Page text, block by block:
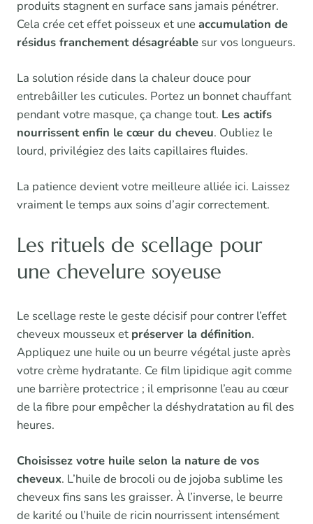
produits stagnent en surface sans jamais pénétrer.
Cela crée cet effet poisseux et une accumulation de
résidus franchement désagréable sur vos longueurs.
La solution réside dans la chaleur douce pour
entrebâiller les cuticules. Portez un bonnet chauffant
pendant votre masque, ça change tout. Les actifs
nourrissent enfin le cœur du cheveu. Oubliez le
lourd, privilégiez des laits capillaires fluides.
La patience devient votre meilleure alliée ici. Laissez
vraiment le temps aux soins d’agir correctement.
Les rituels de scellage pour
une chevelure soyeuse
Le scellage reste le geste décisif pour contrer l’effet
cheveux mousseux et préserver la définition.
Appliquez une huile ou un beurre végétal juste après
votre crème hydratante. Ce film lipidique agit comme
une barrière protectrice ; il emprisonne l’eau au cœur
de la fibre pour empêcher la déshydratation au fil des
heures.
Choisissez votre huile selon la nature de vos
cheveux. L’huile de brocoli ou de jojoba sublime les
cheveux fins sans les graisser. À l’inverse, le beurre
de karité ou l’huile de ricin nourrissent intensément